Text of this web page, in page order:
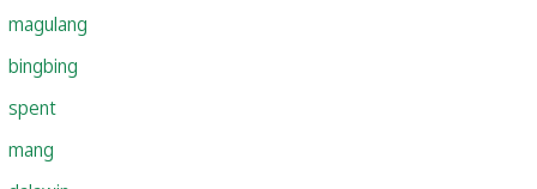
magulang
bingbing
spent
mang